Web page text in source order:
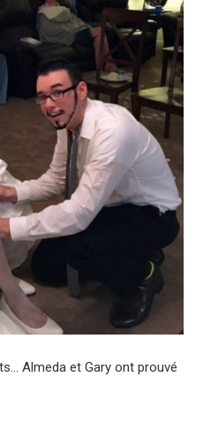
Almeda et Gary ont prouvé